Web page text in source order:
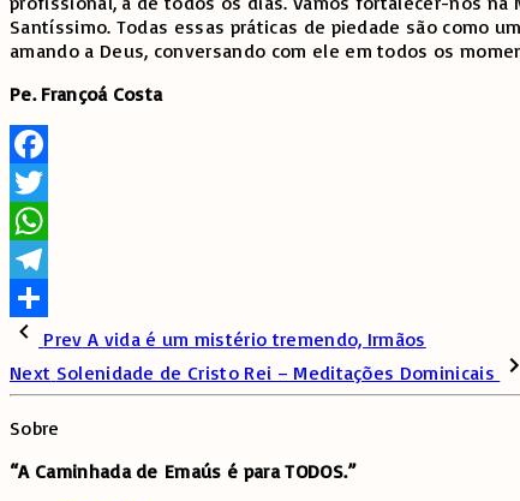
Santíssimo. Todas essas práticas de piedade são como
amando a Deus, conversando com ele em todos os
Pe. Françoá Costa
Facebook
Twitter
WhatsApp
Telegram
SharePrev A vida é um mistério tremendo, Irmãos
Next Solenidade de Cristo Rei – Meditações Dominicais
Sobre
“A Caminhada de Emaús é para TODOS.”